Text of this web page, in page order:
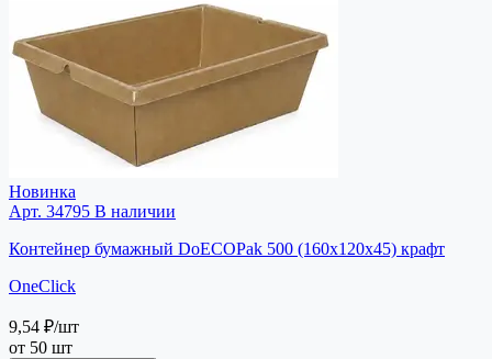
Новинка
Арт. 34795 В наличии
Контейнер бумажный DoECOPak 500 (160х120х45) крафт
OneClick
9,54 ₽/шт
от 50 шт